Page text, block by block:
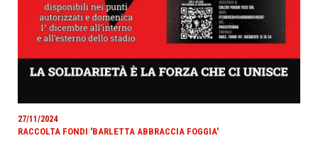
27/11/2024
RACCOLTA FONDI 'BARLETTA ABBRACCIA FOGGIA'